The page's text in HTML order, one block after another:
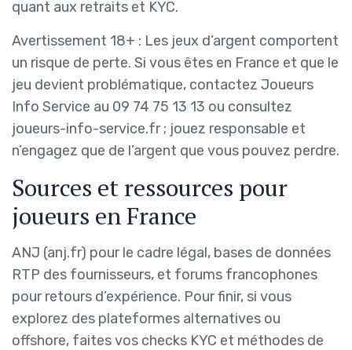
quant aux retraits et KYC.
Avertissement 18+ : Les jeux d’argent comportent
un risque de perte. Si vous êtes en France et que le
jeu devient problématique, contactez Joueurs
Info Service au 09 74 75 13 13 ou consultez
joueurs-info-service.fr ; jouez responsable et
n’engagez que de l’argent que vous pouvez perdre.
Sources et ressources pour
joueurs en France
ANJ (anj.fr) pour le cadre légal, bases de données
RTP des fournisseurs, et forums francophones
pour retours d’expérience. Pour finir, si vous
explorez des plateformes alternatives ou
offshore, faites vos checks KYC et méthodes de